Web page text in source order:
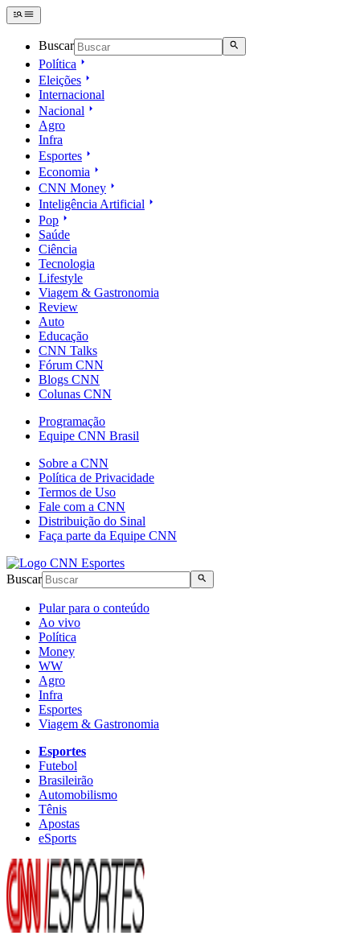
Buscar
Política
Eleições
Internacional
Nacional
Agro
Infra
Esportes
Economia
CNN Money
Inteligência Artificial
Pop
Saúde
Ciência
Tecnologia
Lifestyle
Viagem & Gastronomia
Review
Auto
Educação
CNN Talks
Fórum CNN
Blogs CNN
Colunas CNN
Programação
Equipe CNN Brasil
Sobre a CNN
Política de Privacidade
Termos de Uso
Fale com a CNN
Distribuição do Sinal
Faça parte da Equipe CNN
Buscar
Pular para o conteúdo
Ao vivo
Política
Money
WW
Agro
Infra
Esportes
Viagem & Gastronomia
Esportes
Futebol
Brasileirão
Automobilismo
Tênis
Apostas
eSports